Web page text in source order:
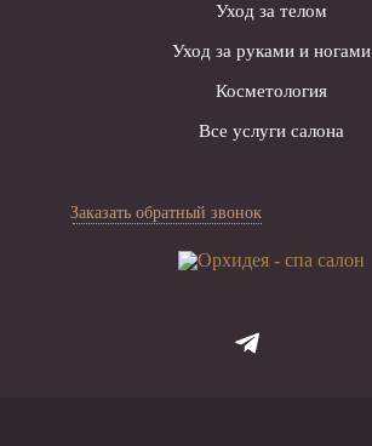
Уход за телом
Уход за руками и ногами
Косметология
Все услуги салона
Заказать обратный звонок